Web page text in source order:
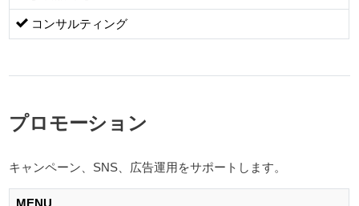
コンサルティング
プロモーション
キャンペーン、SNS、広告運用をサポートします。
MENU